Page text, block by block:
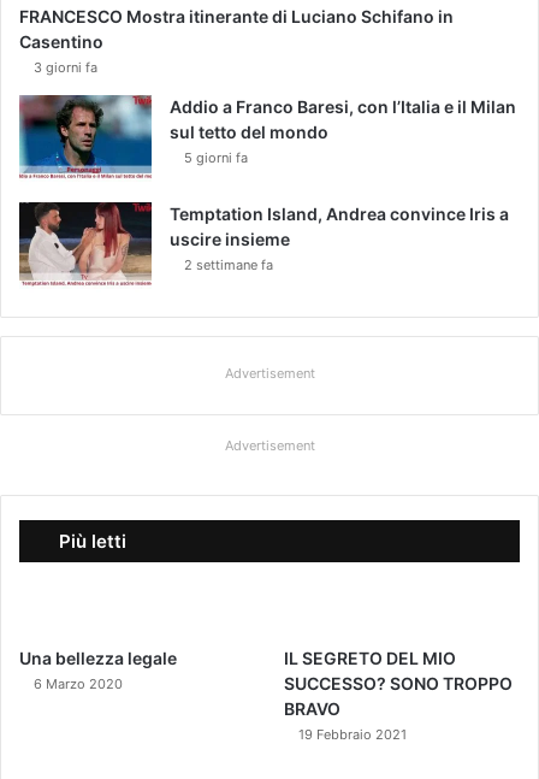
FRANCESCO Mostra itinerante di Luciano Schifano in
Casentino
3 giorni fa
Addio a Franco Baresi, con l’Italia e il Milan
sul tetto del mondo
5 giorni fa
Temptation Island, Andrea convince Iris a
uscire insieme
2 settimane fa
Advertisement
Advertisement
Più letti
Una bellezza legale
6 Marzo 2020
IL SEGRETO DEL MIO
SUCCESSO? SONO TROPPO
BRAVO
19 Febbraio 2021